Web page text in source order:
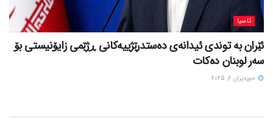
ئاسیا
ئێران بە توندی ئیدانەی دەستدرێژییەکانی ڕژێمی زایۆنیستی بۆ
سەر لوبنان دەکات
حوزه‌یران 6, 2025